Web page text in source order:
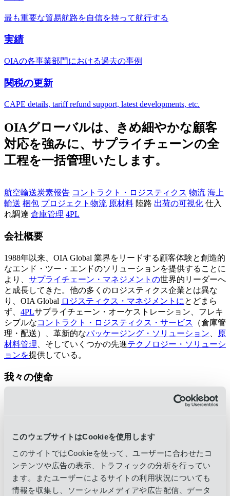
このウェブサイトはCookieを使用します
このサイトではCookieを使って、ユーザーに合わせたコ
ンテンツや広告の表示、トラフィックの分析を行ってい
ます。またユーザーによるサイトの利用状況についても
情報を収集し、ソーシャルメディアや広告配信、データ
最も重要な貿易航路を自信を持って航行する
実績
OIAの各事業部門における過去の事例
関税の更新
CAPE details, tariff refund support, latest developments, etc.
OIAグローバルは、きめ細やかな顧客
対応を強みに、サプライチェーンの全
工程を一括管理いたします。
航空輸送炭素報告 コントラクト・ロジスティクス 物流 海上
輸送 梱包 プロジェクト物流 原材料 陸路 出荷の可視化 仕入
れ調達 倉庫管理 4PL
会社概要
1988年以来、OIA Global 業界をリードする顧客体験と創造的
なエンド・ツー・エンドのソリューションを提供することに
より、 サプライチェーン・マネジメントの世界的リーダーへ
と成長してきた。他の多くのロジスティクス企業とは異な
り、OIA Global ロジスティクス・マネジメントに とどまら
ず、 4PLサプライチェーン・オーケストレーション、フレキ
シブルなコントラクト・ロジスティクス・サービス
（倉庫管
理・配送）、革新的なパッケージング・ソリューション
原
材料管理 、そしていくつかの先進テクノロジー・ソリューシ
ョンを提供している。
我々の使命
安心をお届けする。実績あるソリューションと卓越したサー
、私たちはすべてのお客様の成功への道筋を見
人材
OIAの本社はアメリカ合衆国オレゴン州ポートランドにある
が、世界 30カ国以上に拠点を持ち、60以上のオフィスに
1,200人以上の
擁している。